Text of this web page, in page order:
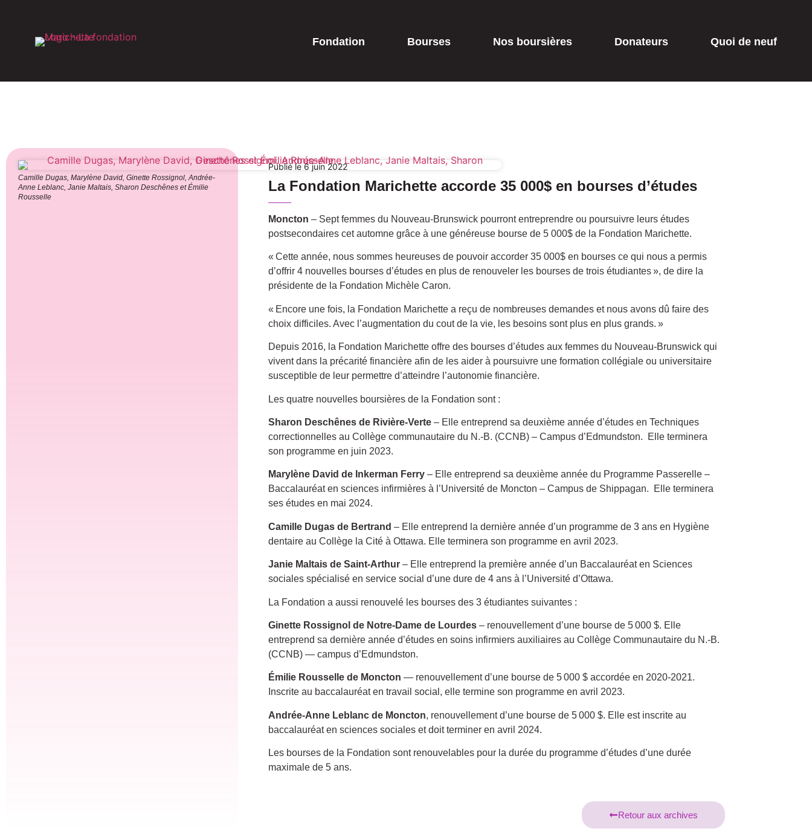
Fondation Bourses Nos boursières Donateurs Quoi de neuf
Camille Dugas, Marylène David, Ginette Rossignol, Andrée-
Anne Leblanc, Janie Maltais, Sharon Deschênes et Émilie
Rousselle
Publié le 6 juin 2022
La Fondation Marichette accorde 35 000$ en bourses d’études
Moncton – Sept femmes du Nouveau-Brunswick pourront entreprendre ou poursuivre leurs études
postsecondaires cet automne grâce à une généreuse bourse de 5 000$ de la Fondation Marichette.
« Cette année, nous sommes heureuses de pouvoir accorder 35 000$ en bourses ce qui nous a permis
d’offrir 4 nouvelles bourses d’études en plus de renouveler les bourses de trois étudiantes », de dire la
présidente de la Fondation Michèle Caron.
« Encore une fois, la Fondation Marichette a reçu de nombreuses demandes et nous avons dû faire des
choix difficiles. Avec l’augmentation du cout de la vie, les besoins sont plus en plus grands. »
Depuis 2016, la Fondation Marichette offre des bourses d’études aux femmes du Nouveau-Brunswick qui
vivent dans la précarité financière afin de les aider à poursuivre une formation collégiale ou universitaire
susceptible de leur permettre d’atteindre l’autonomie financière.
Les quatre nouvelles boursières de la Fondation sont :
Sharon Deschênes de Rivière-Verte – Elle entreprend sa deuxième année d’études en Techniques
correctionnelles au Collège communautaire du N.-B. (CCNB) – Campus d’Edmundston. Elle terminera
son programme en juin 2023.
Marylène David de Inkerman Ferry – Elle entreprend sa deuxième année du Programme Passerelle –
Baccalauréat en sciences infirmières à l’Université de Moncton – Campus de Shippagan. Elle terminera
ses études en mai 2024.
Camille Dugas de Bertrand – Elle entreprend la dernière année d’un programme de 3 ans en Hygiène
dentaire au Collège la Cité à Ottawa. Elle terminera son programme en avril 2023.
Janie Maltais de Saint-Arthur – Elle entreprend la première année d’un Baccalauréat en Sciences
sociales spécialisé en service social d’une dure de 4 ans à l’Université d’Ottawa.
La Fondation a aussi renouvelé les bourses des 3 étudiantes suivantes :
Ginette Rossignol de Notre-Dame de Lourdes – renouvellement d’une bourse de 5 000 $. Elle
entreprend sa dernière année d’études en soins infirmiers auxiliaires au Collège Communautaire du N.-B.
(CCNB) — campus d’Edmundston.
Émilie Rousselle de Moncton — renouvellement d’une bourse de 5 000 $ accordée en 2020-2021.
Inscrite au baccalauréat en travail social, elle termine son programme en avril 2023.
Andrée-Anne Leblanc de Moncton, renouvellement d’une bourse de 5 000 $. Elle est inscrite au
baccalauréat en sciences sociales et doit terminer en avril 2024.
Les bourses de la Fondation sont renouvelables pour la durée du programme d’études d’une durée
maximale de 5 ans.
Retour aux archives